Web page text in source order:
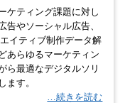
ケティング課題に対し
告やソーシャル広告、
イティブ制作データ解
あらゆるマーケティン
ら最適なデジタルソリ
ます。
…続きを読む